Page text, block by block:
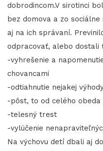
dobrodincom.V sirotinci
bez domova a zo
aj na ich správaní.
odpracovať, alebo dostali
-vyhrešenie a
chovancami
-odtiahnutie nejakej
-pôst, to od celého obeda
-telesný trest
-vylúčenie
Na výchovu detí dbali aj